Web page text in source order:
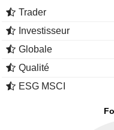
Trader
Investisseur
Globale
Qualité
ESG MSCI